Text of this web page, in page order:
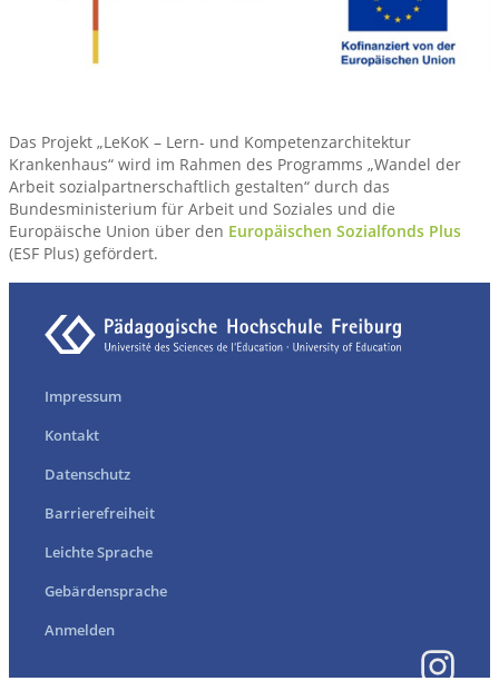
Das Projekt „LeKoK – Lern- und Kompetenzarchitektur
Krankenhaus“ wird im Rahmen des Programms „Wandel der
Arbeit sozialpartnerschaftlich gestalten“ durch das
Bundesministerium für Arbeit und Soziales und die
Europäische Union über den Europäischen Sozialfonds Plus
(ESF Plus) gefördert.
Impressum
Kontakt
Datenschutz
Barrierefreiheit
Leichte Sprache
Gebärdensprache
Anmelden